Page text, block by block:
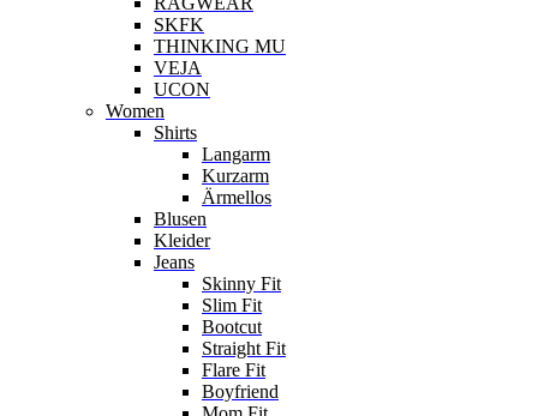
SKFK
THINKING MU
VEJA
UCON
Women
Shirts
Langarm
Kurzarm
Ärmellos
Blusen
Kleider
Jeans
Skinny Fit
Slim Fit
Bootcut
Straight Fit
Flare Fit
Boyfriend